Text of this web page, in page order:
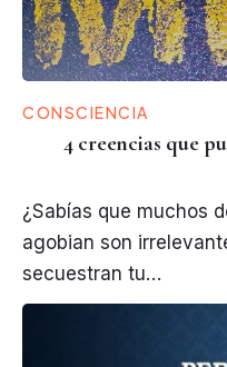
CONSCIENCIA
4 creencias que
¿Sabías que muchos
agobian son
secuestran tu…